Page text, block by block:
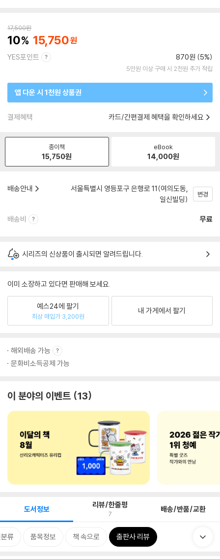
17,500원
10 15,750
YES포인트 870원 (5%)
5만원 이상 구매 시 2천원 추가 적립
앱 다운 시 1천원 상품권
결제혜택 카드/간편결제 혜택을 확인하세요
종이책
15,750원
eBook
14,000원
배송안내
서울특별시 영등포구 은행로 11(여의도동,
일신빌딩)
변경
배송비 무료
시리즈의 신상품이 출시되면 알려드립니다.
이미 소장하고 있다면 판매해 보세요.
예스24에 팔기
최상 매입가 3,200원
내 가게에서 팔기
해외배송 가능
문화비소득공제 가능
이 분야의 이벤트 13
도서정보 리뷰/한줄평
7 배송/반품/교환
류 품목정보 책 속으로 출판사 리뷰